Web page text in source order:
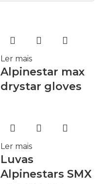
Ler mais
Alpinestar max
drystar gloves
Ler mais
Luvas
Alpinestars SMX